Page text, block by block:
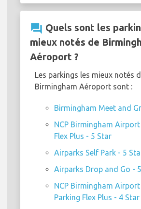
question_answer Quels sont les
mieux notés de
Aéroport ?
Les parkings les mieux notés
Birmingham Aéroport sont :
Birmingham Meet and
NCP Birmingham Airport
Flex Plus - 5 Star
Airparks Self Park - 5
Airparks Drop and Go -
NCP Birmingham
Parking Flex Plus - 4 Star